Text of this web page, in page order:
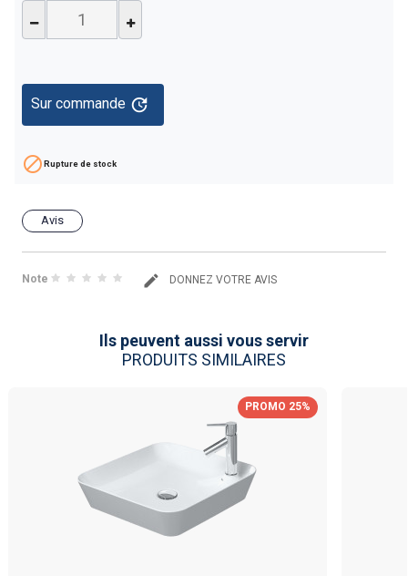
Sur commande update
Rupture de stock
Avis
Note DONNEZ VOTRE AVIS
Ils peuvent aussi vous servir
PRODUITS SIMILAIRES
PROMO 25%